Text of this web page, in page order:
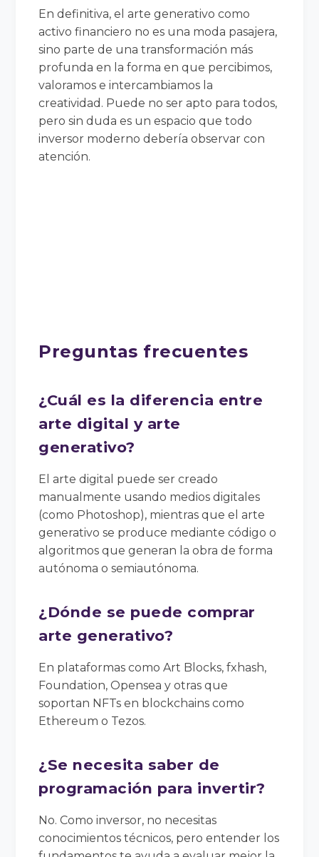
En definitiva, el arte generativo como
activo financiero no es una moda pasajera,
sino parte de una transformación más
profunda en la forma en que percibimos,
valoramos e intercambiamos la
creatividad. Puede no ser apto para todos,
pero sin duda es un espacio que todo
inversor moderno debería observar con
atención.
Preguntas frecuentes
¿Cuál es la diferencia entre
arte digital y arte
generativo?
El arte digital puede ser creado
manualmente usando medios digitales
(como Photoshop), mientras que el arte
generativo se produce mediante código o
algoritmos que generan la obra de forma
autónoma o semiautónoma.
¿Dónde se puede comprar
arte generativo?
En plataformas como Art Blocks, fxhash,
Foundation, Opensea y otras que
soportan NFTs en blockchains como
Ethereum o Tezos.
¿Se necesita saber de
programación para invertir?
No. Como inversor, no necesitas
conocimientos técnicos, pero entender los